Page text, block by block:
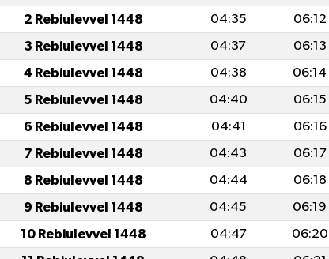
2 Rebiulevvel 1448 04:35 06:12
3 Rebiulevvel 1448 04:37 06:13
4 Rebiulevvel 1448 04:38 06:14
5 Rebiulevvel 1448 04:40 06:15
6 Rebiulevvel 1448 04:41 06:16
7 Rebiulevvel 1448 04:43 06:17
8 Rebiulevvel 1448 04:44 06:18
9 Rebiulevvel 1448 04:45 06:19
10 Rebiulevvel 1448 04:47 06:20